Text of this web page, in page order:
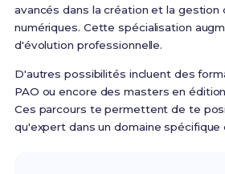
avancés dans la création et la gestion
numériques. Cette spécialisation
d'évolution professionnelle.
D'autres possibilités incluent des
PAO ou encore des masters en
Ces parcours te permettent de te
qu'expert dans un domaine spécifique